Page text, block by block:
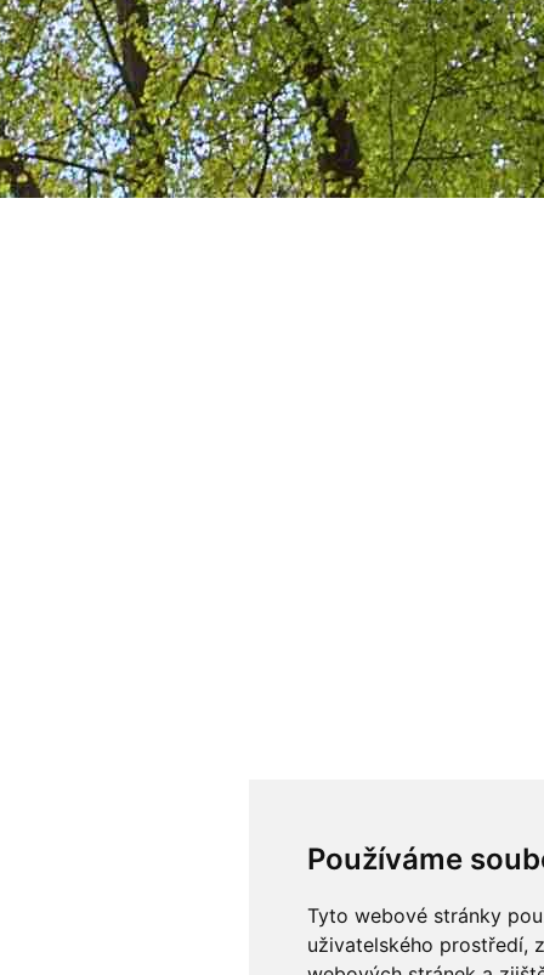
Používáme
Tyto webové stránky
uživatelského prostředí,